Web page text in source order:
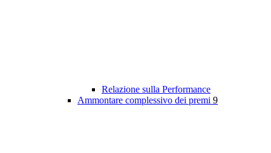
Relazione sulla Performance
Ammontare complessivo dei premi 9